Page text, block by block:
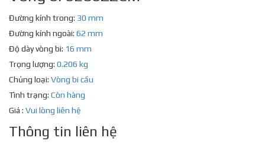
Đường kính trong: 30 mm
Đường kính ngoài: 62 mm
Độ dày vòng bi: 16 mm
Trọng lượng: 0.206 kg
Chủng loại: Vòng bi cầu
Tình trạng: Còn hàng
Giá : Vui lòng liên hệ
Thông tin liên hệ